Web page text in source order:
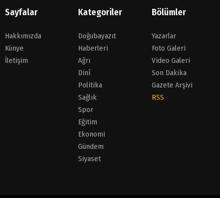
Sayfalar
Hakkımızda
Künye
İletişim
Kategoriler
Doğubayazıt
Haberleri
Ağrı
Dinî
Politika
Sağlık
Spor
Eğitim
Ekonomi
Gündem
Siyaset
Bölümler
Yazarlar
Foto Galeri
Video Galeri
Son Dakika
Gazete Arşivi
RSS